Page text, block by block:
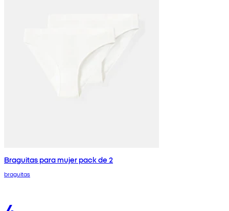
Braguitas para mujer pack de 2
braguitas